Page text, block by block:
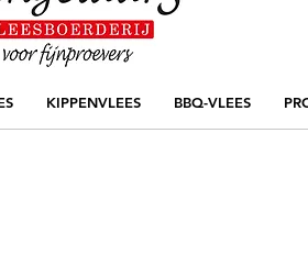
KIPPENVLEES BBQ-VLEES